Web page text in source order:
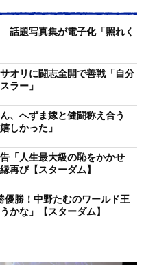
話題写真集が電子化「照れく
オリに闘志全開で善戦「自分
ラー」
、へずま嫁と健闘称え合う
しかった」
「人生最大級の恥をかかせ
再び【スターダム】
勝！中野たむのワールド王
かな」【スターダム】